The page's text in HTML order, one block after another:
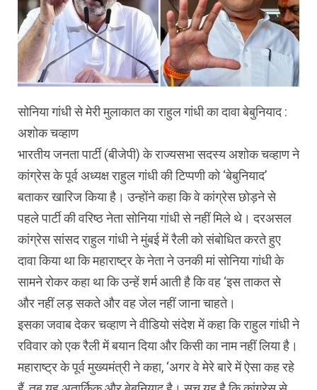
सोनिया गांधी से मेरी मुलाकात का राहुल गांधी का दावा बेबुनियाद :
अशोक चव्हाण
भारतीय जनता पार्टी (बीजेपी) के राज्यसभा सदस्य अशोक चव्हाण ने
कांग्रेस के पूर्व अध्यक्ष राहुल गांधी की टिप्पणी को ‘बेबुनियाद’
बताकर खारिज किया है। उन्होंने कहा कि वे कांग्रेस छोड़ने से
पहले पार्टी की वरिष्ठ नेता सोनिया गांधी से नहीं मिले थे। दरअसल
कांग्रेस सांसद राहुल गांधी ने मुंबई में रैली को संबोधित करते हुए
दावा किया था कि महाराष्ट्र के नेता ने उनकी मां सोनिया गांधी के
सामने रोकर कहा था कि उन्हें शर्म आती है कि वह ‘इस ताकत से
और नहीं लड़ सकते और वह जेल नहीं जाना चाहते।
इसका जवाब देकर चव्हाण ने वीडियो संदेश में कहा कि राहुल गांधी ने
रविवार को एक रैली में बयान दिया और किसी का नाम नहीं लिया है।
महाराष्ट्र के पूर्व मुख्यमंत्री ने कहा, ‘अगर वे मेरे बारे में ऐसा कह रहे